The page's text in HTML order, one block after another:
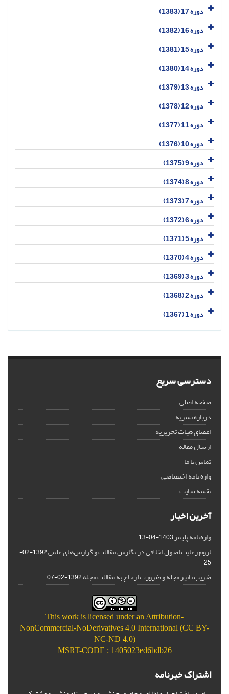
دوره 17 (1383)
دوره 16 (1382)
دوره 15 (1381)
دوره 14 (1380)
دوره 13 (1379)
دوره 12 (1378)
دوره 11 (1377)
دوره 10 (1376)
دوره 9 (1375)
دوره 8 (1374)
دوره 7 (1373)
دوره 6 (1372)
دوره 5 (1371)
دوره 4 (1370)
دوره 3 (1369)
دوره 2 (1368)
دوره 1 (1367)
دسترسی سریع
صفحه اصلی
درباره نشریه
اعضای هیات تحریریه
ارسال مقاله
تماس با ما
واژه نامه اختصاصی
نقشه سایت
آخرین اخبار
واژه‌نامه پلیمر1403-04-13
لزوم رعایت اصول اخلاقی در نگارش مقالات و گزارش‌‌های علمی
1392-02-
25
ضریب تاثیر مجله و ضرورت ارجاع به مقالات مجله1392-02-07
This work is licensed under an Attribution-
NonCommercial-NoDerivatives 4.0 International (CC BY-
NC-ND 4.0)
MSRT-CODE : 1405023ed6bdb26
اشتراک خبرنامه